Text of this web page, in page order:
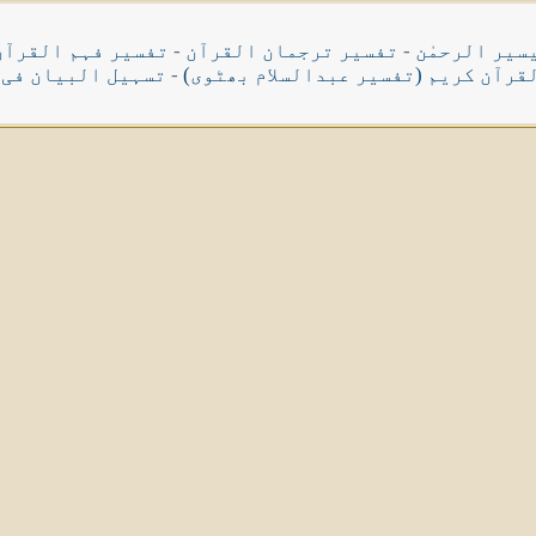
الرحمٰن - تفسیر ترجمان القرآن - تفسیر فہم
کریم (تفسیر عبدالسلام بھٹوی) - تسہیل البیان